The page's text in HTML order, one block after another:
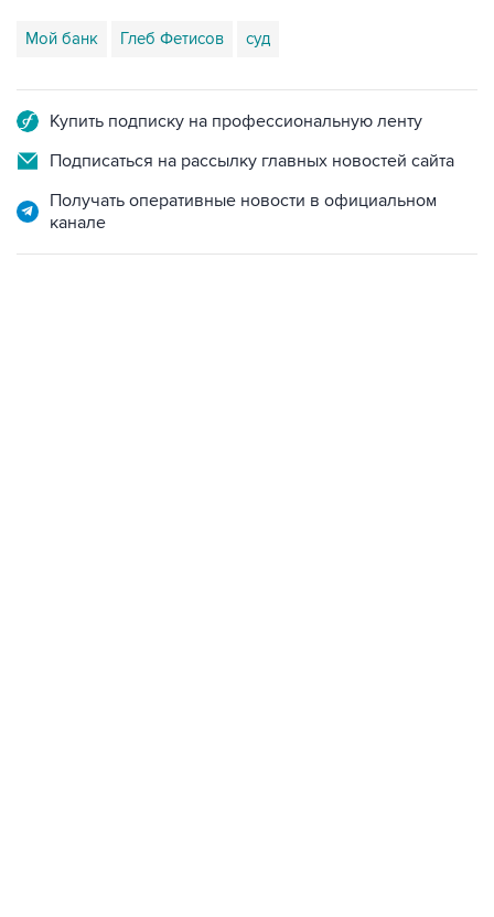
Мой банк Глеб Фетисов суд
Купить подписку на профессиональную ленту
Подписаться на рассылку главных новостей сайта
Получать оперативные новости в официальном
канале